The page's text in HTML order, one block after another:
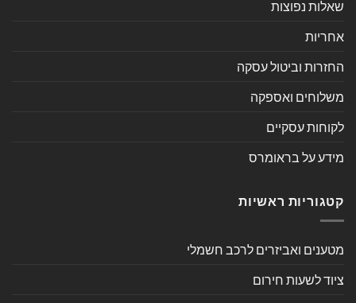
שאלות נפוצות
אחריות
החזרות וביטול עסקה
משלוחים ואספקה
לקוחות עסקיים
מידע על בראומרס
קטגוריות ראשיות
מטענים ואביזרים לרכב חשמלי
ציוד לשעות חירום